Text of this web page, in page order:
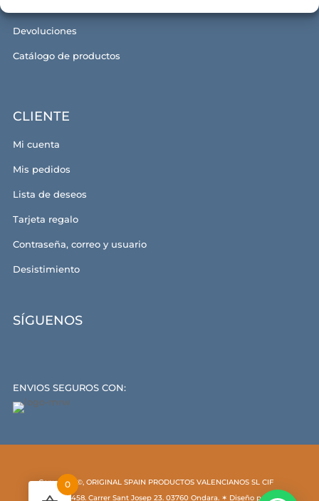
Devoluciones
Catálogo de productos
CLIENTE
Mi cuenta
Mis pedidos
Lista de deseos
Tarjeta regalo
Contraseña, correo y usuario
Desistimiento
SÍGUENOS
ENVIOS SEGUROS CON:
Copyright ©, ORIGINAL SPAIN PRODUCTOS VALENCIANOS SL CIF
B54529458. Carrer Sant Josep 23. 03760 Ondara. ✶ Diseño por
0